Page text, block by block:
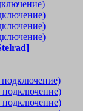
подключение)
подключение)